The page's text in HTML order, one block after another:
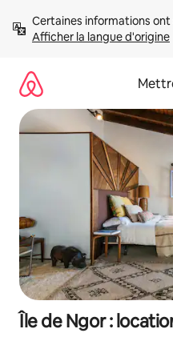
directement
Afficher la langue d'origine
Île de Ngor :